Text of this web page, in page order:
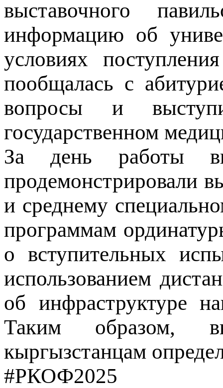
выставочного
информацию об
условиях
пообщалась с
вопросы и
государственном
За день работы
продемонстрировали
и среднему
программам
о вступительных
использованием
об инфраструктуре
Таким образом,
кыргызстанцам
#РКОФ2025